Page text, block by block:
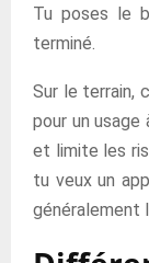
Tu poses le
terminé.
Sur le terrain,
pour un usage
et limite les
tu veux un
généralement